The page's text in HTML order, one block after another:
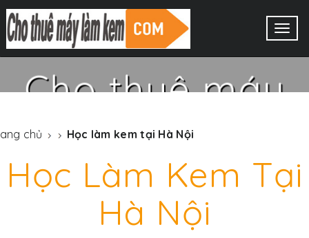
MÁY LÀM KEM TƯƠI
TAYCOOL
Cho thuê máy
làm kem tươi
Taycool
XEM THÊM
chủ Học làm kem tại Hà Nội
Học Làm Kem Tại
Hà Nội